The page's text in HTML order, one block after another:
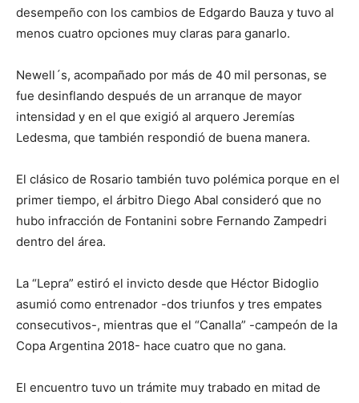
desempeño con los cambios de Edgardo Bauza y tuvo al
menos cuatro opciones muy claras para ganarlo.
Newell´s, acompañado por más de 40 mil personas, se
fue desinflando después de un arranque de mayor
intensidad y en el que exigió al arquero Jeremías
Ledesma, que también respondió de buena manera.
El clásico de Rosario también tuvo polémica porque en el
primer tiempo, el árbitro Diego Abal consideró que no
hubo infracción de Fontanini sobre Fernando Zampedri
dentro del área.
La “Lepra” estiró el invicto desde que Héctor Bidoglio
asumió como entrenador -dos triunfos y tres empates
consecutivos-, mientras que el “Canalla” -campeón de la
Copa Argentina 2018- hace cuatro que no gana.
El encuentro tuvo un trámite muy trabado en mitad de